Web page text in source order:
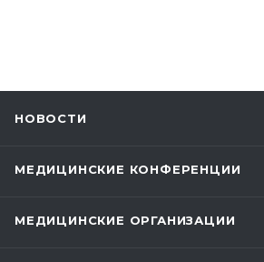
НОВОСТИ
МЕДИЦИНСКИЕ КОНФЕРЕНЦИИ
МЕДИЦИНСКИЕ ОРГАНИЗАЦИИ